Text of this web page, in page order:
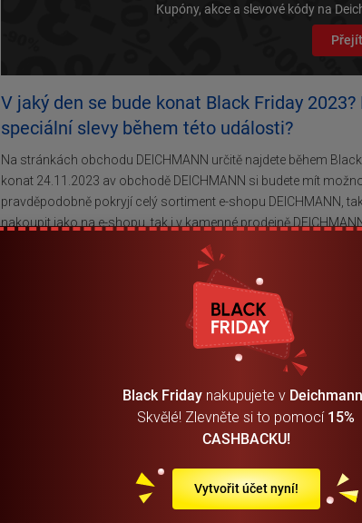
Kupóny, akce a slevové kódy na
V jaký den se bude konat Black Friday
speciální slevy během této události?
Na stránkách obchodu DEICHMANN určitě najdete během
konat 24.11.2023 av obchodě DEICHMANN si budete mít
pravděpodobně pokryjí celý sortiment e-shopu DEICHMANN,
nakoupit jako na e-shopu, tak i v kamenné prodejně
den. Více informací naleznete na hlavní stránce internetového
Kdy přesně se začínají a končí Black Friday
Určitě, stejně jako po minulé roky, nebudou Black Friday 2023
minulého roku můžeme říci, že slevy budou trvat
možnost výhodně koupit všechny produkty z e-shopu
připraví obrovský výprodej a také určitě nějakou speciální
Nejdůležitější informace o výprodeji. Na co
Speciální akci v obchodě DEICHMANN byste určitě nechtěli
Black Fridaynakupujete v Deichmann
Skvělé! Zlevněte si to pomocí 15%
CASHBACKU!
Vytvořit účet nyní!